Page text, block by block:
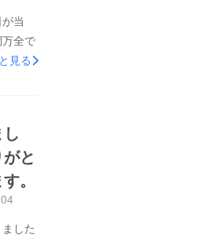
当
全で
！ さ
に個
信し
認
ょう
ね。
見る
と
。
した